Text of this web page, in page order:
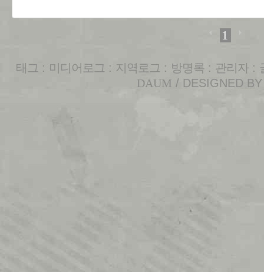
1
태그 : 미디어로그 : 지역로그 : 방명록 : 관리자 :
DAUM / DESIGNED